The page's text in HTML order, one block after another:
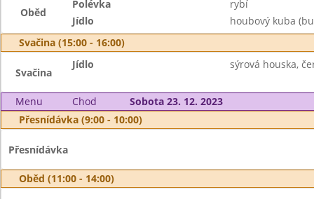
Oběd
Polévka
rybí
Jídlo
houbový kuba
Svačina (15:00 - 16:00)
Svačina
Jídlo sýrová houska,
Menu Chod
Sobota 23. 12. 2023
Přesnídávka (9:00 - 10:00)
Přesnídávka
Oběd (11:00 - 14:00)